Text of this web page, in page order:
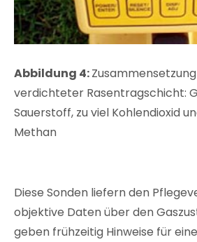
Abbildung 4:
verdichteter Rasentragschicht:
Sauerstoff, zu viel Kohlendioxid
Methan
Diese Sonden liefern den
objektive Daten über den
geben frühzeitig Hinweise für